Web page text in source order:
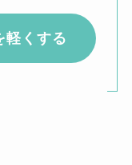
軽くする